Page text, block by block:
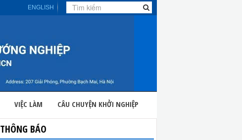
ENGLISH
VIỆC LÀM CÂU CHUYỆN KHỞI NGHIỆP
THÔNG BÁO